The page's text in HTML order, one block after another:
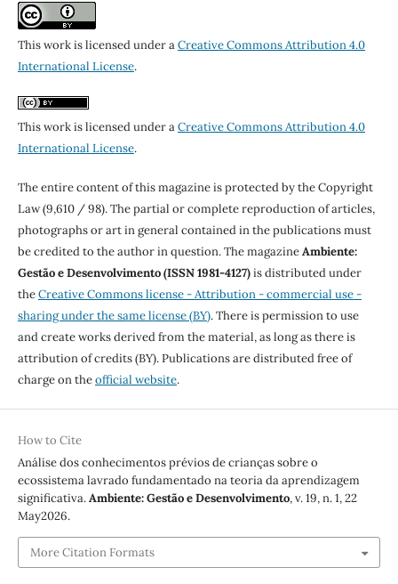
This work is licensed under aCreative Commons Attribution 4.0
International License.
This work is licensed under aCreative Commons Attribution 4.0
International License.
The entire content of this magazine is protected by the Copyright
Law (9,610 / 98). The partial or complete reproduction of articles,
photographs or art in general contained in the publications must
be credited to the author in question. The magazineAmbiente:
Gestão e Desenvolvimento (ISSN 1981-4127)is distributed under
theCreative Commons license - Attribution - commercial use -
sharing under the same license (BY). There is permission to use
and create works derived from the material, as long as there is
attribution of credits (BY). Publications are distributed free of
charge on theofficial website.
How to Cite
Análise dos conhecimentos prévios de crianças sobre o
ecossistema lavrado fundamentado na teoria da aprendizagem
significativa.Ambiente: Gestão e Desenvolvimento, v. 19, n. 1, 22
May2026.
More Citation Formats